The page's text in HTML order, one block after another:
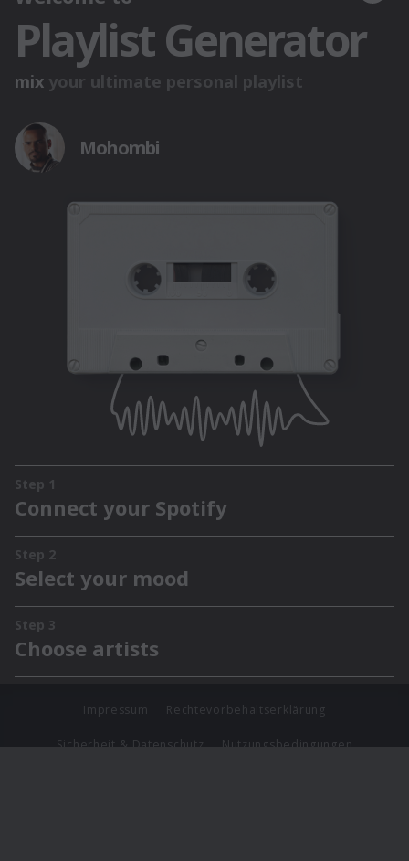
Impressum Rechtevorbehaltserklärung
Sicherheit & Datenschutz Nutzungsbedingungen